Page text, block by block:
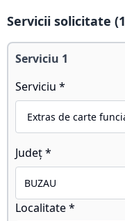
Servicii solicitate (1
Serviciu 1
Serviciu *
Județ *
Localitate *